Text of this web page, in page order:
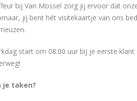
bij Van Mossel zorg jij ervoor dat
jij bent hét visitekaartje van ons
start om 08:00 uur bij je eerste
je taken?